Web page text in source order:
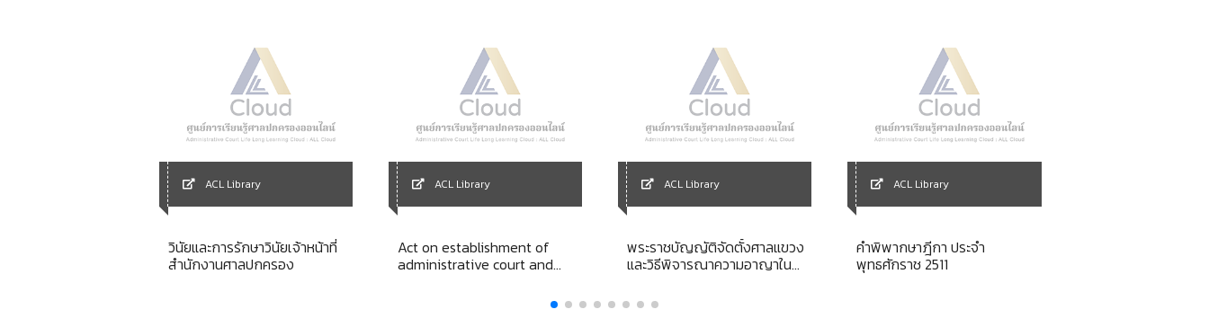
ACL Library
วินัยและการรักษาวินัยเจ้าหน้าที่
สำนักงานศาลปกครอง
ACL Library
Act on establishment of
administrative court and
procedure, B.E. 2542 (1999) ;
ACL Library
พระราชบัญญัติจัดตั้งศาลแขวง
และวิธีพิจารณาความอาญาใน
ACL Library
คำพิพากษาฎีกา ประจำ
พุทธศักราช 2511